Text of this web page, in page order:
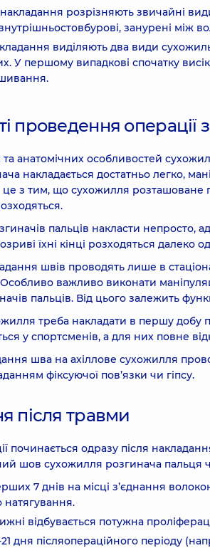
розрізняють звичайні
занурені між
виділяють два види
У першому випадкові спочатку
проведення
та анатомічних особливостей
накладається достатньо легко,
з тим, що сухожилля розташоване
пальців накласти непросто,
їхні кінці розходяться далеко
швів проводять лише в
Особливо важливо виконати
пальців. Від цього залежить
треба накладати в першу добу
у спортсменів, а для них повне
шва на ахіллове сухожилля
фіксуючої пов’язки чи гіпсу.
після травми
починається одразу після
шов сухожилля розгинача пальця
7 днів на місці з’єднання
натягування.
відбувається потужна
дня післяопераційного періоду